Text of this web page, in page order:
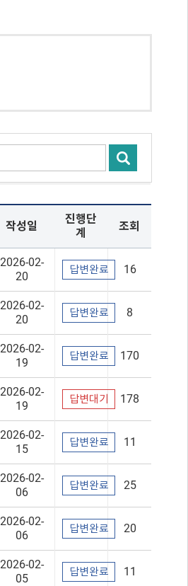
작성일
진행단
계
조회
2026-02-
20
답변완료 16
2026-02-
20
답변완료 8
2026-02-
19
답변완료 170
2026-02-
19
답변대기 178
2026-02-
15
답변완료 11
2026-02-
06
답변완료 25
2026-02-
06
답변완료 20
2026-02-
05
답변완료 11